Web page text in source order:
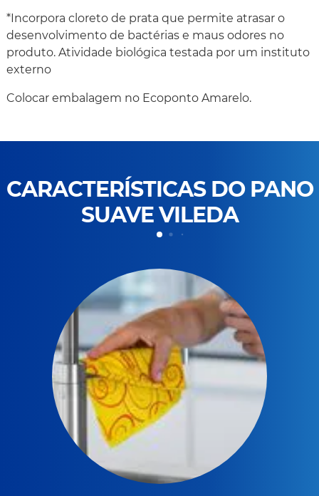
*Incorpora cloreto de prata que permite atrasar o
desenvolvimento de bactérias e maus odores no
produto. Atividade biológica testada por um instituto
externo
Colocar embalagem no Ecoponto Amarelo.
CARACTERÍSTICAS DO PANO
SUAVE VILEDA